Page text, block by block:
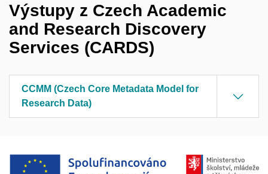
Výstupy z Czech Academic
and Research Discovery
Services (CARDS)
CCMM (Czech Core Metadata Model for
Research Data)